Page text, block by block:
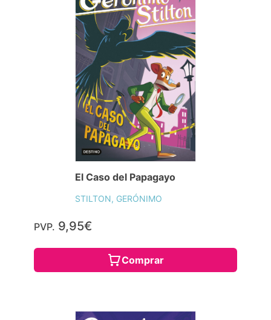
El Caso del Papagayo
STILTON, GERÓNIMO
PVP. 9,95€
Comprar